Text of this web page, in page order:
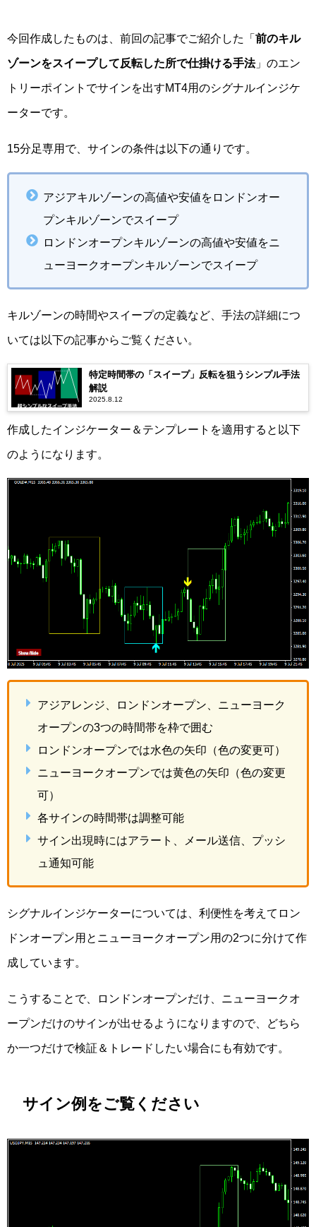
今回作成したものは、前回の記事でご紹介した「前のキル
ゾーンをスイープして反転した所で仕掛ける手法」のエン
トリーポイントでサインを出すMT4用のシグナルインジケ
ーターです。
15分足専用で、サインの条件は以下の通りです。
アジアキルゾーンの高値や安値をロンドンオー
プンキルゾーンでスイープ
ロンドンオープンキルゾーンの高値や安値をニ
ューヨークオープンキルゾーンでスイープ
キルゾーンの時間やスイープの定義など、手法の詳細につ
いては以下の記事からご覧ください。
特定時間帯の「スイープ」反転を狙うシンプル手法
解説
2025.8.12
作成したインジケーター＆テンプレートを適用すると以下
のようになります。
アジアレンジ、ロンドンオープン、ニューヨーク
オープンの3つの時間帯を枠で囲む
ロンドンオープンでは水色の矢印（色の変更可）
ニューヨークオープンでは黄色の矢印（色の変更
可）
各サインの時間帯は調整可能
サイン出現時にはアラート、メール送信、プッシ
ュ通知可能
シグナルインジケーターについては、利便性を考えてロン
ドンオープン用とニューヨークオープン用の2つに分けて作
成しています。
こうすることで、ロンドンオープンだけ、ニューヨークオ
ープンだけのサインが出せるようになりますので、どちら
か一つだけで検証＆トレードしたい場合にも有効です。
サイン例をご覧ください